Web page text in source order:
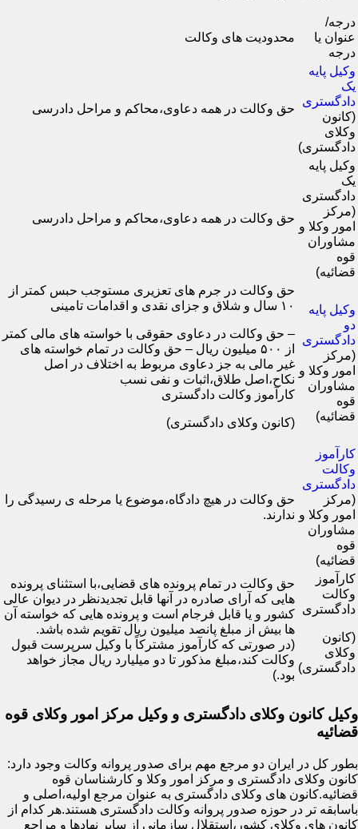
درجه/
عنوان یا
درجه
محدودیت های وکالت
وکیل پایه
یک
دادگستری
(کانون
وکلای
دادگستری)
حق وکالت در همه دعاوی،محاکم و مراحل دادرسی
وکیل پایه
یک
دادگستری
(مرکز
امور وکلا و
مشاوران
قوه
قضائیه)
حق وکالت در همه دعاوی،محاکم و مراحل دادرسی
وکیل پایه
دو
دادگستری
(مرکز
امور وکلا و
مشاوران
قوه
قضائیه)
حق وکالت در جرم های تعزیری مستوجب حبس کمتر از
۱۰ سال و شلاق و جزای نقدی و اقدامات تامینی
– حق وکالت در دعاوی حقوقی با خواسته های مالی کمتر
از ۵۰۰ میلیون ریال – حق وکالت در تمام خواسته های
غیر مالی به جز دعاوی مربوط به اختلاف در اصل
نکاح،اصل طلاق،اثبات و نفی نسب
کارآموز وکالت دادگستری
(کانون وکلای دادگستری)
کارآموز
وکالت
دادگستری
(مرکز
امور وکلا و
مشاوران
قوه
قضائیه)
حق وکالت در هیچ دادگاه،موضوع یا مرحله ی رسیدگی را
ندارند.
کارآموز
وکالت
دادگستری
(کانون
وکلای
دادگستری)
حق وکالت در تمام پرونده های قضایی،با استثنای پرونده
هایی که آرای صادره در آنها قابل تجدیدنظر در دیوان عالی
کشور و یا قابل فرجام است و پرونده هایی که خواسته آن
ها بیش از مبلغ پانصد میلیون ریال تقویم شده باشد.
(در صورتی که کارآموز مشترکاً با وکیل سرپرست قبول
وکالت کند،مبلغ مذکور تا دو میلیارد ریال مجاز خواهد
بود.)
وکیل کانون وکلای دادگستری و وکیل مرکز امور وکلای قوه
قضائیه
بطور کل در ایران دو مرجع مهم برای صدور پروانه وکالت وجود دارد:
کانون وکلای دادگستری و مرکز امور وکلا و کارشناسان قوه
قضائیه.کانون های وکلای دادگستری به عنوان مرجع اولیه،اصلی و
باسابقه تر در حوزه صدور پروانه وکالت دادگستری هستند.هر کدام از
کانون های وکلای کشور،استقلال سازمانی از سایر نهادها و مراجع